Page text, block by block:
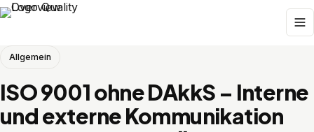
Allgemein
ISO 9001 ohne DAkkS – Interne
und externe Kommunikation